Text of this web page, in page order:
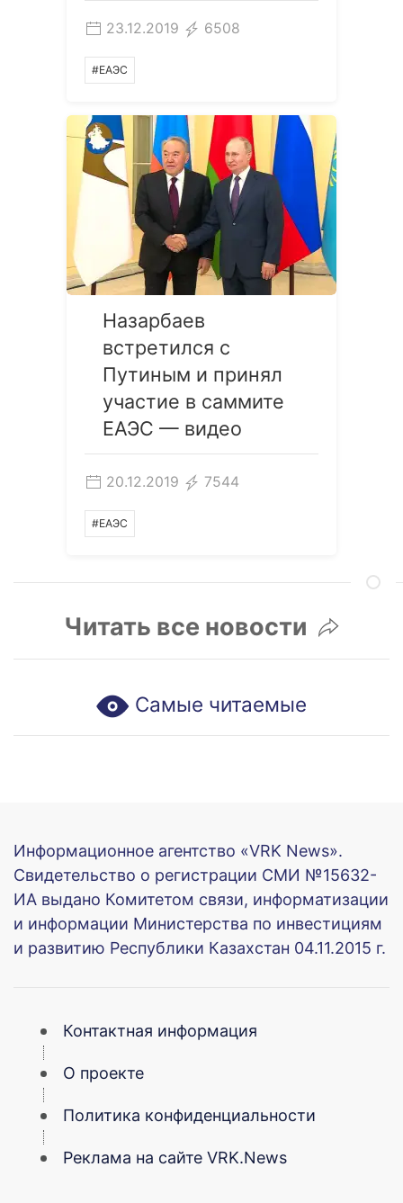
23.12.2019 6508
#ЕАЭС
Назарбаев
встретился с
Путиным и принял
участие в саммите
ЕАЭС — видео
20.12.2019 7544
#ЕАЭС
Читать все новости
Самые читаемые
Информационное агентство «VRK News».
Свидетельство о регистрации СМИ №15632-
ИА выдано Комитетом связи, информатизации
и информации Министерства по инвестициям
и развитию Республики Казахстан 04.11.2015 г.
Контактная информация
О проекте
Политика конфиденциальности
Реклама на сайте VRK.News